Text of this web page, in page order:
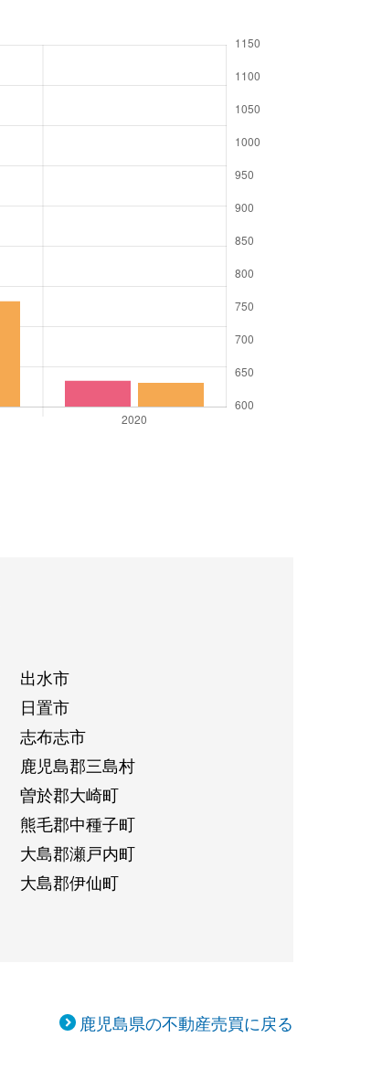
出水市
日置市
志布志市
鹿児島郡三島村
曽於郡大崎町
熊毛郡中種子町
大島郡瀬戸内町
大島郡伊仙町
鹿児島県の不動産売買に戻る